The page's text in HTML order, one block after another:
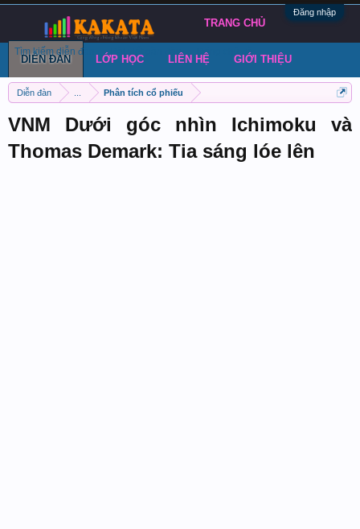
Đăng nhập
Diễn đàn Phân tích cổ phiếu
VNM Dưới góc nhìn Ichimoku và
Thomas Demark: Tia sáng lóe lên
TRANG CHỦ
DIỄN ĐÀN
Tìm kiếm diễn đàn Bài viết gần đây Đăng chủ đề
LỚP HỌC LIÊN HỆ GIỚI THIỆU